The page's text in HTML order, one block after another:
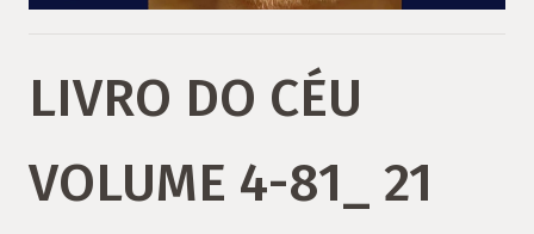
LIVRO DO CÉU
VOLUME 4-81_ 21